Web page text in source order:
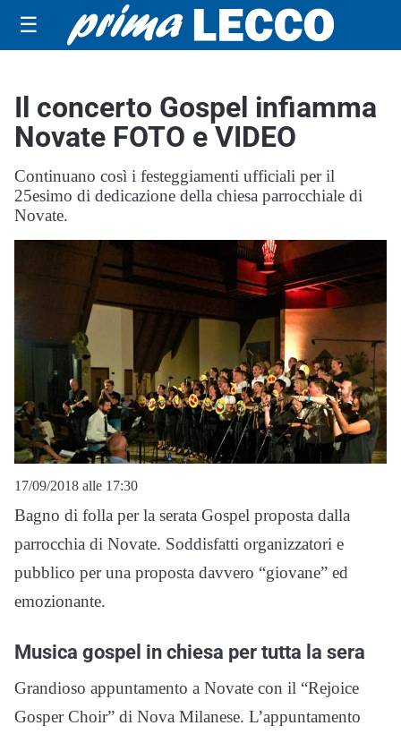
☰
Il concerto Gospel infiamma
Novate FOTO e VIDEO
Continuano così i festeggiamenti ufficiali per il
25esimo di dedicazione della chiesa parrocchiale di
Novate.
17/09/2018 alle 17:30
Bagno di folla per la serata Gospel proposta dalla
parrocchia di Novate. Soddisfatti organizzatori e
pubblico per una proposta davvero “giovane” ed
emozionante.
Musica gospel in chiesa per tutta la sera
Grandioso appuntamento a Novate con il “Rejoice
Gosper Choir” di Nova Milanese. L’appuntamento